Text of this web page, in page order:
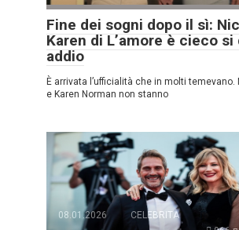
Fine dei sogni dopo il sì:
Karen di L’amore è cieco
addio
È arrivata l’ufficialità che in molti
e Karen Norman non stanno
08.01.2026
CELEBRITÀ